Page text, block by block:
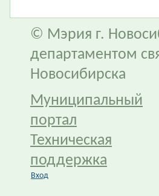
© Мэрия г.
департаментом
Новосибирска
Муниципальный
портал
Техническая
поддержка
Вход